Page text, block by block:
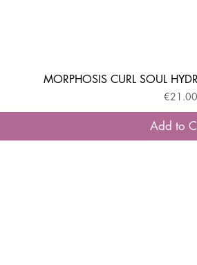
Quick
MORPHOSIS CURL SOUL
Price
€21.00
Add to